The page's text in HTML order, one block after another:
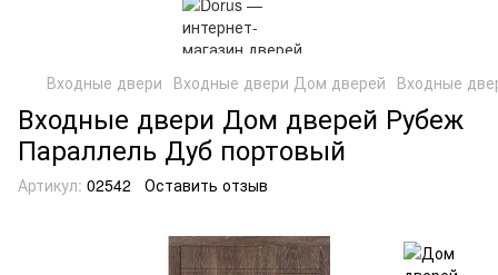
Входные двери Входные двери Дом дверей Входные
Входные двери Дом дверей Рубеж
Параллель Дуб портовый
Артикул: 02542 Оставить отзыв